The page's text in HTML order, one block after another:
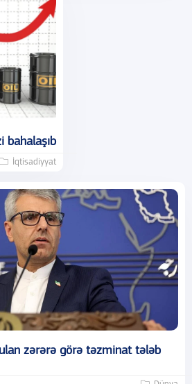
bahalaşıb
İqtisadiyyat
zərərə görə təzminat tələb